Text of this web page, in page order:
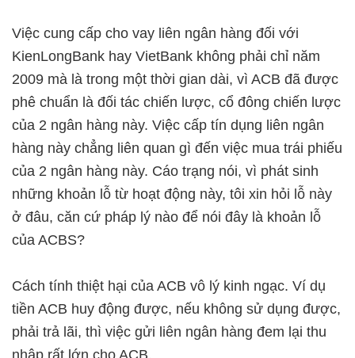
Việc cung cấp cho vay liên ngân hàng đối với
KienLongBank hay VietBank không phải chỉ năm
2009 mà là trong một thời gian dài, vì ACB đã được
phê chuẩn là đối tác chiến lược, cổ đông chiến lược
của 2 ngân hàng này. Việc cấp tín dụng liên ngân
hàng này chẳng liên quan gì đến việc mua trái phiếu
của 2 ngân hàng này. Cáo trạng nói, vì phát sinh
những khoản lỗ từ hoạt động này, tôi xin hỏi lỗ này
ở đâu, căn cứ pháp lý nào để nói đây là khoản lỗ
của ACBS?
Cách tính thiệt hại của ACB vô lý kinh ngạc. Ví dụ
tiền ACB huy động được, nếu không sử dụng được,
phải trả lãi, thì việc gửi liên ngân hàng đem lại thu
nhập rất lớn cho ACB.